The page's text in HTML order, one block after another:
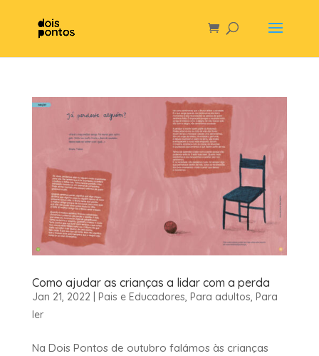
Como ajudar as crianças a lidar com a perda
Jan 21, 2022| Pais e Educadores, Para adultos, Para
ler
Na Dois Pontos de outubro falámos às crianças